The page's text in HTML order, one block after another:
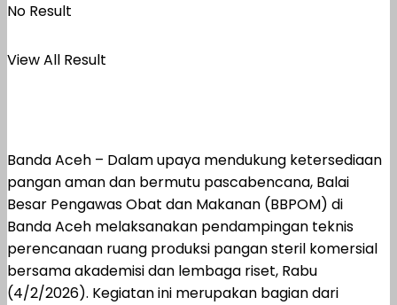
No Result
View All Result
Banda Aceh – Dalam upaya mendukung ketersediaan
pangan aman dan bermutu pascabencana, Balai
Besar Pengawas Obat dan Makanan (BBPOM) di
Banda Aceh melaksanakan pendampingan teknis
perencanaan ruang produksi pangan steril komersial
bersama akademisi dan lembaga riset, Rabu
(4/2/2026). Kegiatan ini merupakan bagian dari